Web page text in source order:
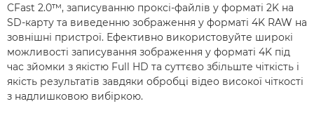
CFast 2.0™, записуванню проксі-файлів у форматі 2K на
SD-карту та виведенню зображення у форматі 4K RAW на
зовнішні пристрої. Ефективно використовуйте широкі
можливості записування зображення у форматі 4K під
час зйомки з якістю Full HD та суттєво збільште чіткість і
якість результатів завдяки обробці відео високої чіткості
з надлишковою вибіркою.